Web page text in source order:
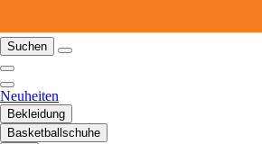
Suchen
Neuheiten
Bekleidung
Basketballschuhe